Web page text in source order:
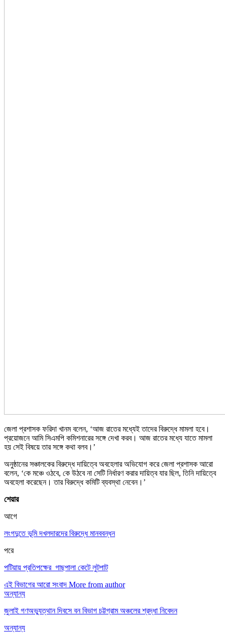
জেলা প্রশাসক ফরিদা খানম বলেন, ‘আজ রাতের মধ্যেই তাদের বিরুদ্ধে মামলা হবে।
প্রয়োজনে আমি সিএমপি কমিশনারের সঙ্গে দেখা করব। আজ রাতের মধ্যে যাতে মামলা
হয় সেই বিষয়ে তার সঙ্গে কথা বলব।’
অনুষ্ঠানের সঞ্চালকের বিরুদ্ধে দায়িত্বে অবহেলার অভিযোগ করে জেলা প্রশাসক আরো
বলেন, ‘কে মঞ্চে ওঠবে, কে উঠবে না সেটি নির্ধারণ করার দায়িত্ব যার ছিল, তিনি দায়িত্বে
অবহেলা করেছেন। তার বিরুদ্ধে কমিটি ব্যবস্থা নেবেন।’
শেয়ার
আগে
লংগদুতে ভূমি দখলদারদের বিরুদ্ধে মানববন্ধন
পরে
পটিয়ায় প্রতিপক্ষের গাছপালা কেটে লুটপাট
এই বিভাগের আরো সংবাদ More from author
অন্যান্য
জুলাই গণঅভ্যুত্থান দিবসে বন বিভাগ চট্টগ্রাম অঞ্চলের শ্রদ্ধা নিবেদন
অন্যান্য